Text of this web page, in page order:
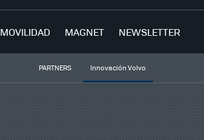
MOVILIDAD MAGNET NEWSLETTER
PARTNERS Innovación Volvo